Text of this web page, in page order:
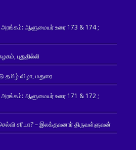
ஆளுமையர் உரை 173 & 174 ;
புதுதில்லி
விழா, மதுரை
ஆளுமையர் உரை 171 & 172 ;
சரியா? – இலக்குவனார் திருவள்ளுவன்